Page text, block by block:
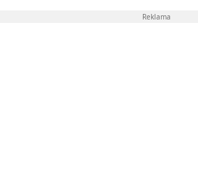
Reklama